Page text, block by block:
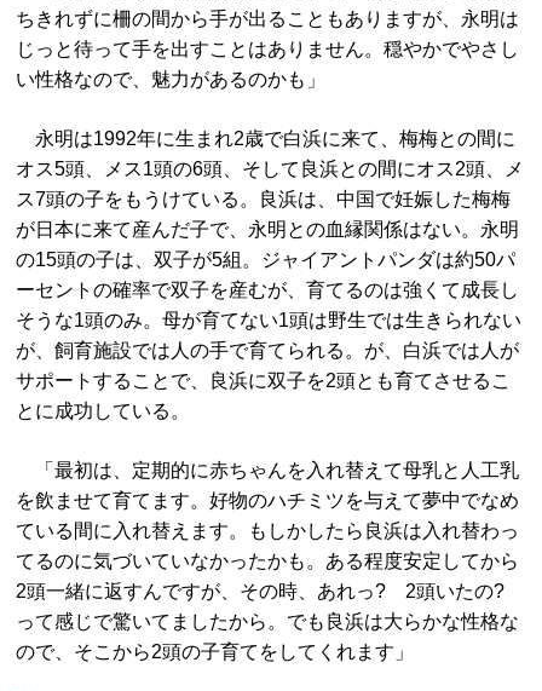
ちきれずに柵の間から手が出ることもありますが、永明は
じっと待って手を出すことはありません。穏やかでやさし
い性格なので、魅力があるのかも」
永明は1992年に生まれ2歳で白浜に来て、梅梅との間に
オス5頭、メス1頭の6頭、そして良浜との間にオス2頭、メ
ス7頭の子をもうけている。良浜は、中国で妊娠した梅梅
が日本に来て産んだ子で、永明との血縁関係はない。永明
の15頭の子は、双子が5組。ジャイアントパンダは約50パ
ーセントの確率で双子を産むが、育てるのは強くて成長し
そうな1頭のみ。母が育てない1頭は野生では生きられない
が、飼育施設では人の手で育てられる。が、白浜では人が
サポートすることで、良浜に双子を2頭とも育てさせるこ
とに成功している。
「最初は、定期的に赤ちゃんを入れ替えて母乳と人工乳
を飲ませて育てます。好物のハチミツを与えて夢中でなめ
ている間に入れ替えます。もしかしたら良浜は入れ替わっ
てるのに気づいていなかったかも。ある程度安定してから
2頭一緒に返すんですが、その時、あれっ? 2頭いたの?
って感じで驚いてましたから。でも良浜は大らかな性格な
ので、そこから2頭の子育てをしてくれます」